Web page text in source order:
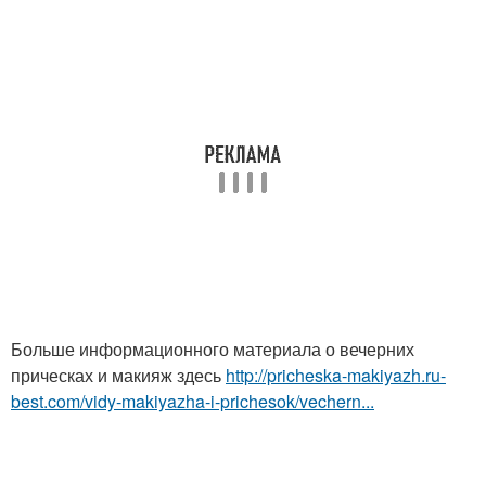
Больше информационного материала о вечерних
прическах и макияж здесь http://pricheska-makiyazh.ru-
best.com/vidy-makiyazha-i-prichesok/vechern...